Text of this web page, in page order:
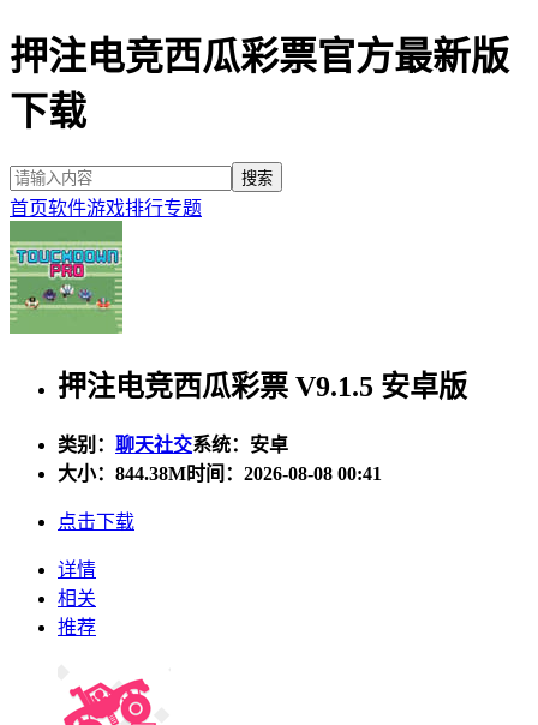
押注电竞西瓜彩票官方最新版
下载
首页软件游戏排行专题
押注电竞西瓜彩票 V9.1.5 安卓版
类别： 聊天社交系统：安卓
大小： 844.38M时间：2026-08-08 00:41
点击下载
详情
相关
推荐